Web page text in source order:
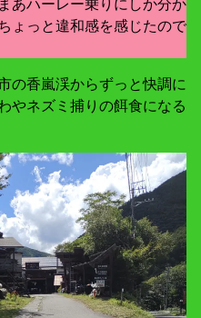
ょっと違和感を感じたので
の香嵐渓からずっと快調に
やネズミ捕りの餌食になる